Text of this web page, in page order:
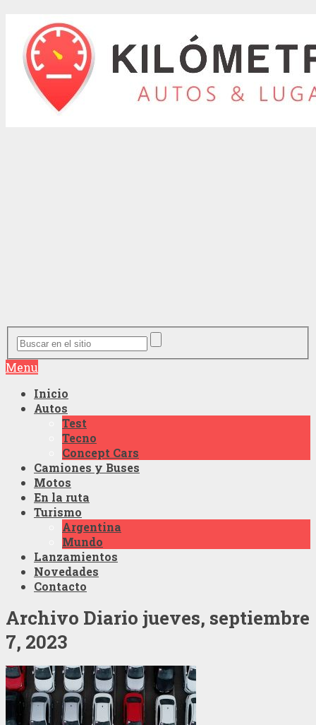
Menu
Inicio
Autos
Test
Tecno
Concept Cars
Camiones y Buses
Motos
En la ruta
Turismo
Argentina
Mundo
Lanzamientos
Novedades
Contacto
Archivo Diario jueves, septiembre
7, 2023